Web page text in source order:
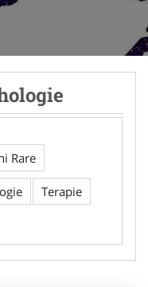
Rare
Terapie